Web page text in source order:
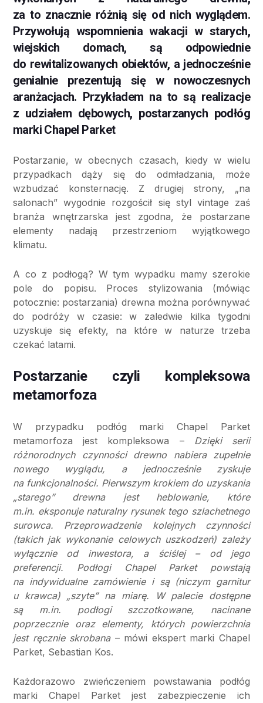
za to znacznie różnią się od nich wyglądem.
Przywołują wspomnienia wakacji w starych,
wiejskich domach, są odpowiednie
do rewitalizowanych obiektów, a jednocześnie
genialnie prezentują się w nowoczesnych
aranżacjach. Przykładem na to są realizacje
z udziałem dębowych, postarzanych podłóg
marki Chapel Parket
Postarzanie, w obecnych czasach, kiedy w wielu
przypadkach dąży się do odmładzania, może
wzbudzać konsternację. Z drugiej strony, „na
salonach” wygodnie rozgościł się styl vintage zaś
branża wnętrzarska jest zgodna, że postarzane
elementy nadają przestrzeniom wyjątkowego
klimatu.
A co z podłogą? W tym wypadku mamy szerokie
pole do popisu. Proces stylizowania (mówiąc
potocznie: postarzania) drewna można porównywać
do podróży w czasie: w zaledwie kilka tygodni
uzyskuje się efekty, na które w naturze trzeba
czekać latami.
Postarzanie czyli kompleksowa
metamorfoza
W przypadku podłóg marki Chapel Parket
metamorfoza jest kompleksowa –Dzięki serii
różnorodnych czynności drewno nabiera zupełnie
nowego wyglądu, a jednocześnie zyskuje
na funkcjonalności. Pierwszym krokiem do uzyskania
„starego” drewna jest heblowanie, które
m.in. eksponuje naturalny rysunek tego szlachetnego
surowca. Przeprowadzenie kolejnych czynności
(takich jak wykonanie celowych uszkodzeń) zależy
wyłącznie od inwestora, a ściślej – od jego
preferencji. Podłogi Chapel Parket powstają
na indywidualne zamówienie i są (niczym garnitur
u krawca) „szyte” na miarę. W palecie dostępne
są m.in. podłogi szczotkowane, nacinane
poprzecznie oraz elementy, których powierzchnia
jest ręcznie skrobana– mówi ekspert marki Chapel
Parket, Sebastian Kos.
Każdorazowo zwieńczeniem powstawania podłóg
marki Chapel Parket jest zabezpieczenie ich